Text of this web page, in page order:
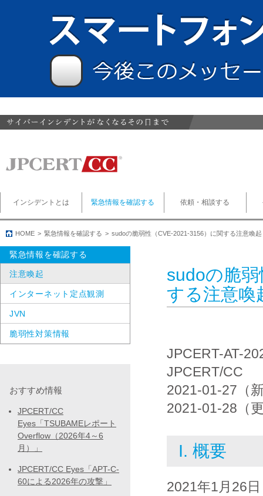
インシデントとは 緊急情報を確認する 依頼・相談する
HOME 緊急情報を確認する sudoの脆弱性（CVE-2021-3156）に関する注意喚起
sudoの脆
する注意喚
JPCERT-AT-
JPCERT/CC
2021-01-27（
2021-01-28（
I. 概要
2021年1月26
緊急情報を確認する
注意喚起
インターネット定点観測
JVN
脆弱性対策情報
おすすめ情報
JPCERT/CC
Eyes「TSUBAMEレポート
Overflow（2026年4～6
月）」
JPCERT/CC Eyes「APT-C-
60による2026年の攻撃」